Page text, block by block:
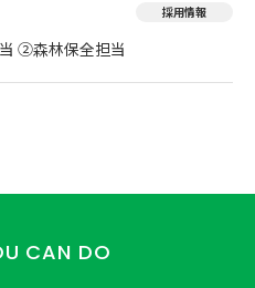
採用情報
②森林保全担当
CAN DO